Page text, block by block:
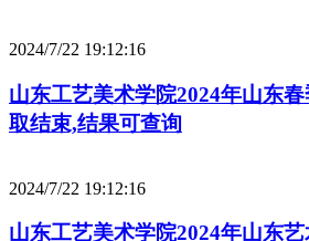
2024/7/22 19:12:16
山东工艺美术学院2024年山东
取结束,结果可查询
2024/7/22 19:12:16
山东工艺美术学院2024年山东